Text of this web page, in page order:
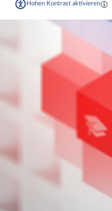
Hohen Kontrast aktivieren